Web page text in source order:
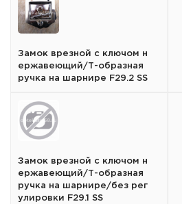
Замок врезной с ключом н
ержавеющий/Т-образная
ручка на шарнире F29.2 SS
Замок врезной с ключом н
ержавеющий/Т-образная
ручка на шарнире/без рег
улировки F29.1 SS